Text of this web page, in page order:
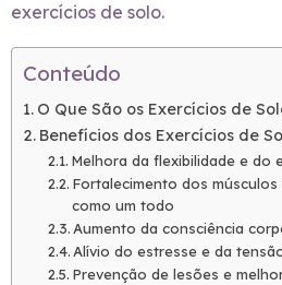
exercícios de solo.
Conteúdo
O Que São os Exercícios de
Benefícios dos Exercícios de
Melhora da flexibilidade e do
Fortalecimento dos
como um todo
Aumento da consciência
Alívio do estresse e da
Prevenção de lesões e